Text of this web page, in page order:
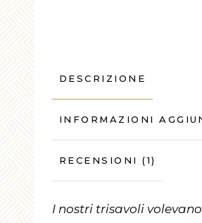
DESCRIZIONE
INFORMAZIONI
RECENSIONI (1)
I nostri trisavoli volevano